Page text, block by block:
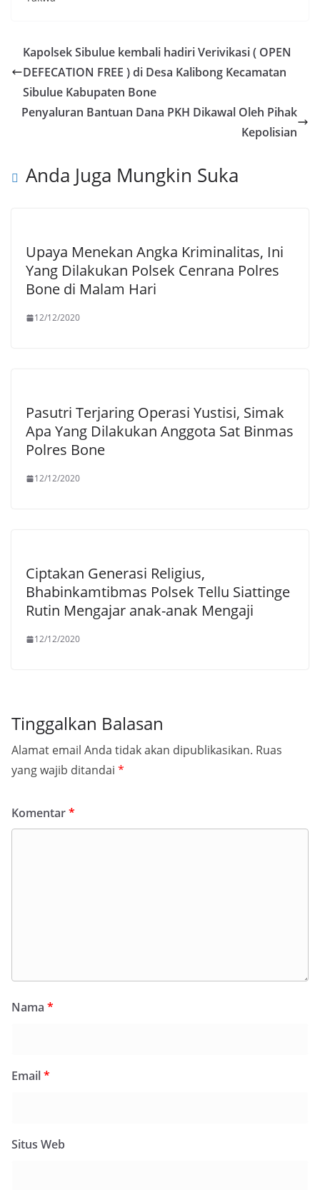
Kapolsek Sibulue kembali hadiri Verivikasi ( OPEN
DEFECATION FREE ) di Desa Kalibong Kecamatan
Sibulue Kabupaten Bone
Penyaluran Bantuan Dana PKH Dikawal Oleh Pihak
Kepolisian
Anda Juga Mungkin Suka
Upaya Menekan Angka Kriminalitas, Ini
Yang Dilakukan Polsek Cenrana Polres
Bone di Malam Hari
12/12/2020
Pasutri Terjaring Operasi Yustisi, Simak
Apa Yang Dilakukan Anggota Sat Binmas
Polres Bone
12/12/2020
Ciptakan Generasi Religius,
Bhabinkamtibmas Polsek Tellu Siattinge
Rutin Mengajar anak-anak Mengaji
12/12/2020
Tinggalkan Balasan
Alamat email Anda tidak akan dipublikasikan. Ruas
yang wajib ditandai *
Komentar*
Nama *
Email*
Situs Web